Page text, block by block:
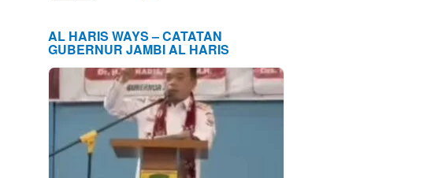
AL HARIS WAYS – CATATAN
GUBERNUR JAMBI AL HARIS